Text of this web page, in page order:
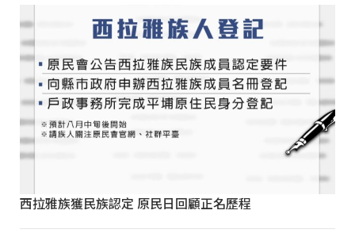
西拉雅族獲民族認定 原民日回顧正名歷程